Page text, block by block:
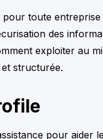
toute
des
exploiter au
structurée.
pour